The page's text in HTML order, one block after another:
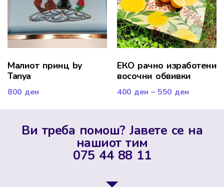
Малиот принц by
Tanya
800 ден
ЕКО рачно изработени
восочни обвивки
400 ден – 550 ден
Ви треба помош? Јавете се на
нашиот тим
075 44 88 11